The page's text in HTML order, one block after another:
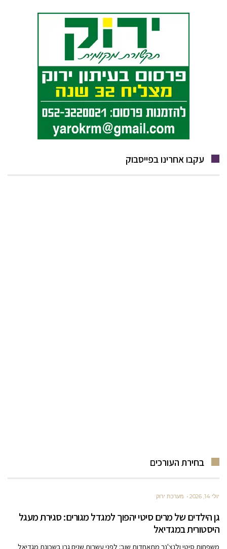
עקבו אחרינו בפייסבוק
בחירת העורכים
יולי 14, 2026 מערכת ירוק
גן הילדים של מרים סיטי יהפוך למגדל מגורים: סגירת מעגל
היסטורית במגדיאל
משפחות סיטי ולנצ'נר מתאחדות שוב: לפני עשרות שנים גרו בשכונת מגדיאל